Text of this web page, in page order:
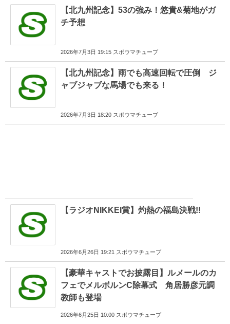
【北九州記念】53の強み！悠貴&菊地がガ
チ予想
2026年7月3日 19:15 スポウマチューブ
【北九州記念】雨でも高速回転で圧倒 ジ
ャブジャブな馬場でも来る！
2026年7月3日 18:20 スポウマチューブ
【ラジオNIKKEI賞】灼熱の福島決戦!!
2026年6月26日 19:21 スポウマチューブ
【豪華キャストでお披露目】ルメールのカ
フェでメルボルンC除幕式 角居勝彦元調
教師も登場
2026年6月25日 10:00 スポウマチューブ